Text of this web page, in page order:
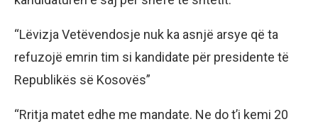
“Lëvizja Vetëvendosje nuk ka asnjë arsye që ta
refuzojë emrin tim si kandidate për presidente të
Republikës së Kosovës”
“Rritja matet edhe me mandate. Ne do t’i kemi 20